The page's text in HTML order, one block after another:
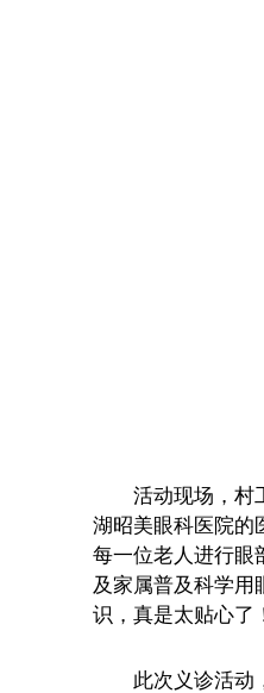
活动现场，村工
湖昭美眼科医院的
每一位老人进行眼
及家属普及科学用
识，真是太贴心了
此次义诊活动，